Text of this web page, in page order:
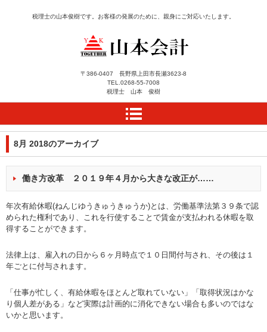
長野県上田市にある税理
士事務所 山本会計によ
うこそ
税理士の山本俊樹です。お客様の発展のために、親身にご対応いたします。
〒386-0407 長野県上田市長瀬3623-8
TEL. 0268-55-7008
税理士 山本 俊樹
8月 2018のアーカイブ
働き方改革 ２０１９年４月から大きな改正が……
年次有給休暇(ねんじゆうきゅうきゅうか)とは、労働基準法第３９条で認
められた権利であり、これを行使することで賃金が支払われる休暇を取
得することができます。
法律上は、雇入れの日から６ヶ月時点で１０日間付与され、その後は１
年ごとに付与されます。
「仕事が忙しく、有給休暇をほとんど取れていない」「取得状況はかな
り個人差がある」など実際は計画的に消化できない場合も多いのではな
いかと思います。